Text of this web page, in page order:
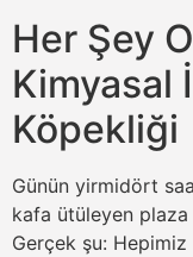
Her Şey
Kimyasal
Köpekliği
Günün yirmidört
kafa ütüleyen plaza
Gerçek şu: